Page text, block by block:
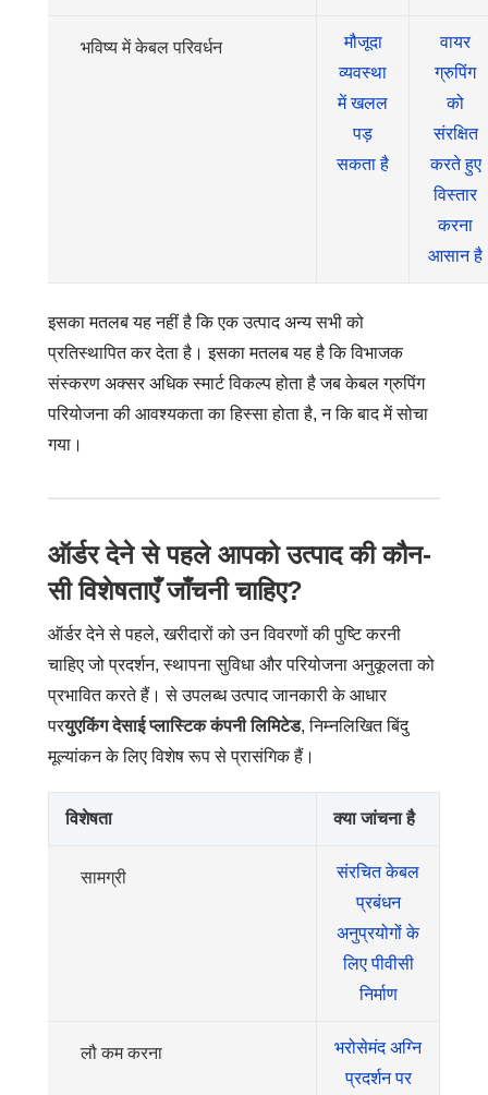
भविष्य में केबल परिवर्धन
मौजूदा
व्यवस्था
में खलल
पड़
सकता है
वायर
ग्रुपिंग
को
संरक्षित
करते हुए
विस्तार
करना
आसान है
इसका मतलब यह नहीं है कि एक उत्पाद अन्य सभी को
प्रतिस्थापित कर देता है। इसका मतलब यह है कि विभाजक
संस्करण अक्सर अधिक स्मार्ट विकल्प होता है जब केबल ग्रुपिंग
परियोजना की आवश्यकता का हिस्सा होता है, न कि बाद में सोचा
गया।
ऑर्डर देने से पहले आपको उत्पाद की कौन-
सी विशेषताएँ जाँचनी चाहिए?
ऑर्डर देने से पहले, खरीदारों को उन विवरणों की पुष्टि करनी
चाहिए जो प्रदर्शन, स्थापना सुविधा और परियोजना अनुकूलता को
प्रभावित करते हैं। से उपलब्ध उत्पाद जानकारी के आधार
परयुएकिंग देसाई प्लास्टिक कंपनी लिमिटेड, निम्नलिखित बिंदु
मूल्यांकन के लिए विशेष रूप से प्रासंगिक हैं।
विशेषता क्या जांचना है
सामग्री
संरचित केबल
प्रबंधन
अनुप्रयोगों के
लिए पीवीसी
निर्माण
लौ कम करना
भरोसेमंद अग्नि
प्रदर्शन पर